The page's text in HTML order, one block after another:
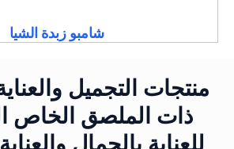
شامبو زبدة الشيا
منتجات التجميل
ذات الملصق